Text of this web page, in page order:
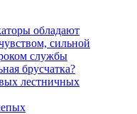
обладают
сильной
службы
брусчатка?
лестничных